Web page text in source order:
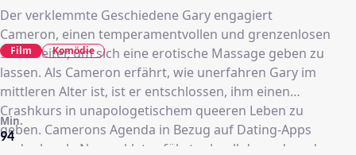
Der verklemmte Geschiedene Gary engagiert
Cameron, einen temperamentvollen und grenzenlosen
Sexarbeiter, um sich eine erotische Massage geben zu
lassen. Als Cameron erfährt, wie unerfahren Gary im
mittleren Alter ist, ist er entschlossen, ihm einen
Crashkurs in unapologetischem queeren Leben zu
geben. Camerons Agenda in Bezug auf Dating-Apps
und schwule Nomenklatur führt schnell dazu, dass der
94
Min.
Film Komödie